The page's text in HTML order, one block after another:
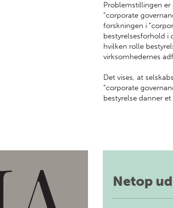
Problemstillingen er
"corporate
forskningen i
bestyrelsesforhold i
hvilken rolle
virksomhedernes
Det vises, at
"corporate
bestyrelse danner
Netop